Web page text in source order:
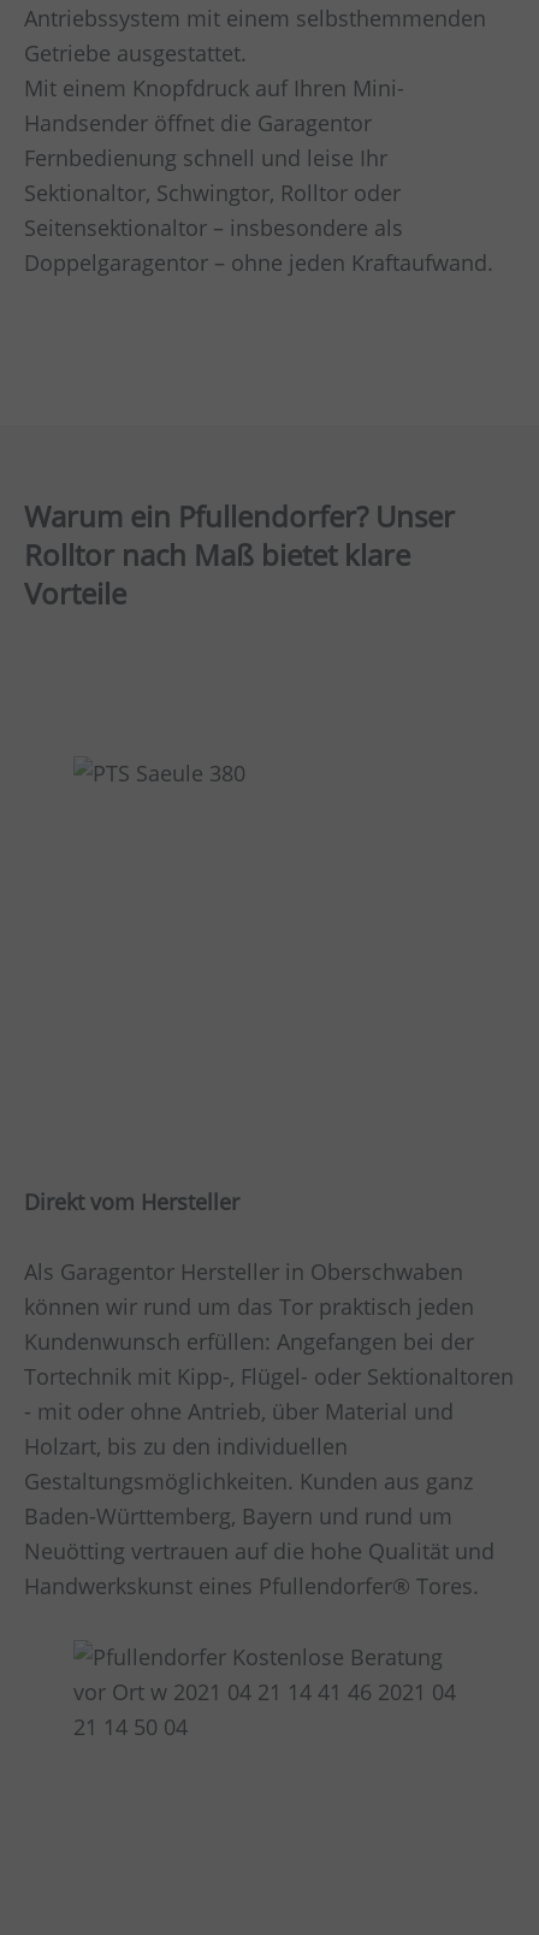
Antriebssystem mit einem selbsthemmenden
Getriebe ausgestattet.
Mit einem Knopfdruck auf Ihren Mini-
Handsender öffnet die Garagentor
Fernbedienung schnell und leise Ihr
Sektionaltor, Schwingtor, Rolltor oder
Seitensektionaltor – insbesondere als
Doppelgaragentor – ohne jeden Kraftaufwand.
Warum ein Pfullendorfer? Unser
Rolltor nach Maß bietet klare
Vorteile
Direkt vom Hersteller
Als Garagentor Hersteller in Oberschwaben
können wir rund um das Tor praktisch jeden
Kundenwunsch erfüllen: Angefangen bei der
Tortechnik mit Kipp-, Flügel- oder Sektionaltoren
- mit oder ohne Antrieb, über Material und
Holzart, bis zu den individuellen
Gestaltungsmöglichkeiten. Kunden aus ganz
Baden-Württemberg, Bayern und rund um
Neuötting vertrauen auf die hohe Qualität und
Handwerkskunst eines Pfullendorfer® Tores.